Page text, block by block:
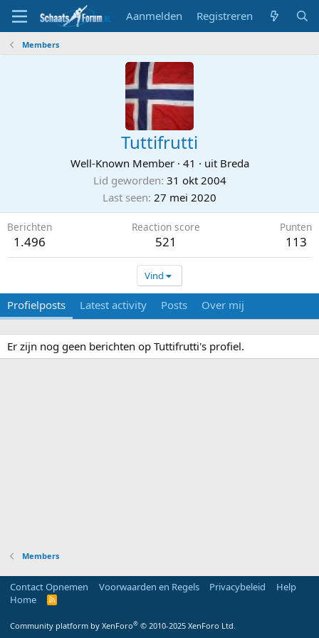
Aanmelden Registreren
Members
Tuttifrutti
Well-Known Member · 41 · uit Breda
Lid geworden 31 okt 2004
Last seen 27 mei 2020
Berichten
1.496
Reaction score
521
Punten
113
Vind
Profielposts Latest activity Posts Over mij
Er zijn nog geen berichten op Tuttifrutti's profiel.
Members
Contact Opnemen Voorwaarden en Regels Privacybeleid
Help
Home
R
Community platform by XenForo® © 2010-2025 XenForo Ltd.